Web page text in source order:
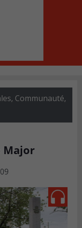
, Communauté,
Major